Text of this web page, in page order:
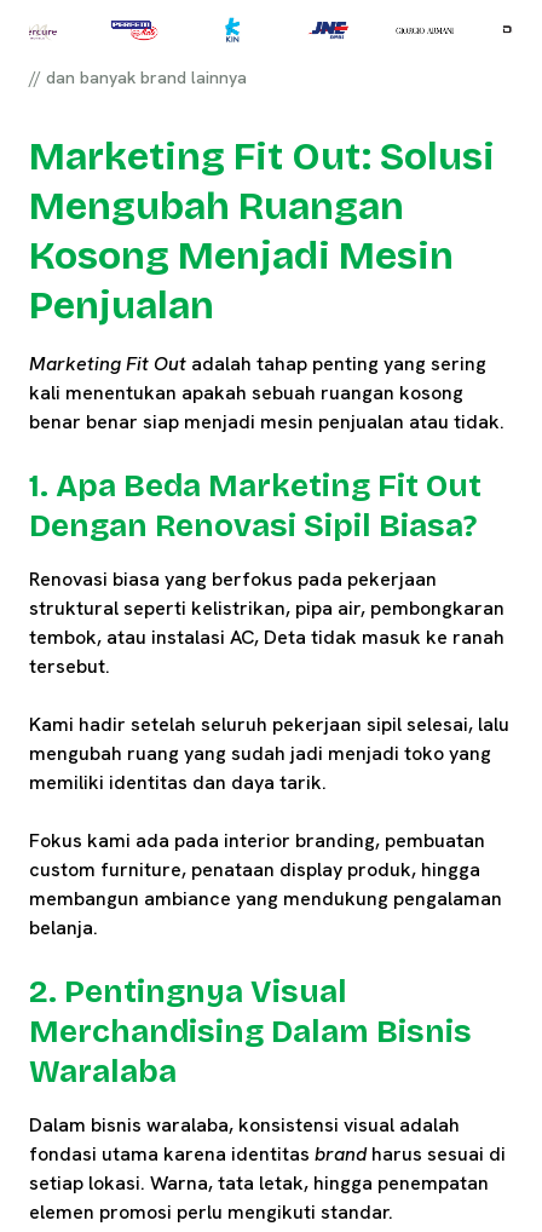
// dan banyak brand lainnya
Marketing Fit Out: Solusi
Mengubah Ruangan
Kosong Menjadi Mesin
Penjualan
Marketing Fit Out adalah tahap penting yang sering
kali menentukan apakah sebuah ruangan kosong
benar benar siap menjadi mesin penjualan atau tidak.
1. Apa Beda Marketing Fit Out
Dengan Renovasi Sipil Biasa?
Renovasi biasa yang berfokus pada pekerjaan
struktural seperti kelistrikan, pipa air, pembongkaran
tembok, atau instalasi AC, Deta tidak masuk ke ranah
tersebut.
Kami hadir setelah seluruh pekerjaan sipil selesai, lalu
mengubah ruang yang sudah jadi menjadi toko yang
memiliki identitas dan daya tarik.
Fokus kami ada pada interior branding, pembuatan
custom furniture, penataan display produk, hingga
membangun ambiance yang mendukung pengalaman
belanja.
2. Pentingnya Visual
Merchandising Dalam Bisnis
Waralaba
Dalam bisnis waralaba, konsistensi visual adalah
fondasi utama karena identitas brandharus sesuai di
setiap lokasi. Warna, tata letak, hingga penempatan
elemen promosi perlu mengikuti standar.